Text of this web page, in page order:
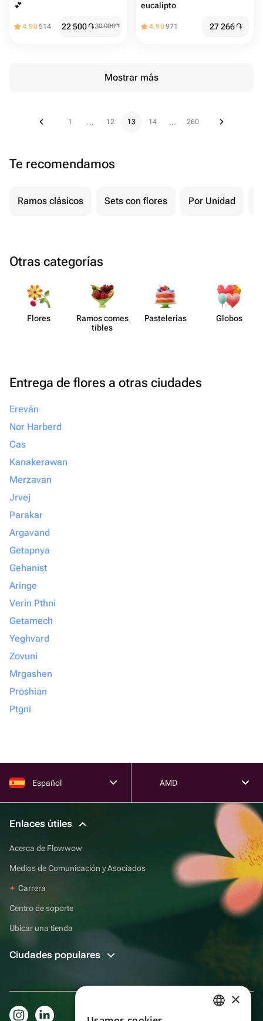
💕
4.90514 22 500֏30 000֏
eucalipto
4.90971 27 266֏
Mostrar más
1 ... 12 13 14 ... 260
Te recomendamos
Ramos clásicos Sets con flores Por Unidad
Otras categorías
Flores
Ramos comes​
tibles
Paste​lerías Globos
Entrega de flores a otras ciudades
Ereván
Nor Harberd
Cas
Kanakerawan
Merzavan
Jrvej
Parakar
Argavand
Getapnya
Gehanist
Aringe
Verin Pthni
Getamech
Yeghvard
Zovuni
Mrgashen
Proshian
Ptgni
Español AMD
Enlaces útiles
Acerca de Flowwow
Medios de Comunicación y Asociados
Carrera
Centro de soporte
Ubicar una tienda
Ciudades populares
×